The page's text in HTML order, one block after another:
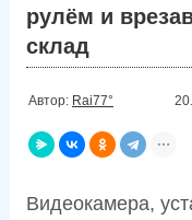
рулём и
склад
Автор: Rai77°
Видеокамера,